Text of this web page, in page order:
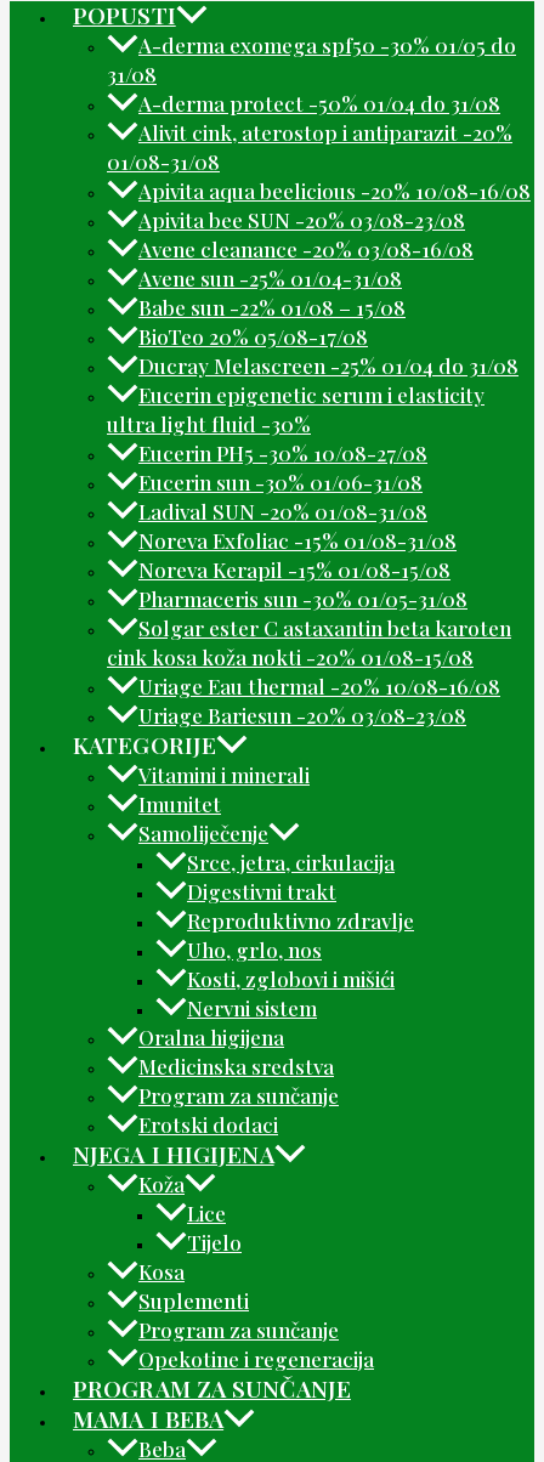
POPUSTI
A-derma exomega spf50 -30% 01/05 do
31/08
A-derma protect -50% 01/04 do 31/08
Alivit cink, aterostop i antiparazit -20%
01/08-31/08
Apivita aqua beelicious -20% 10/08-16/08
Apivita bee SUN -20% 03/08-23/08
Avene cleanance -20% 03/08-16/08
Avene sun -25% 01/04-31/08
Babe sun -22% 01/08 – 15/08
BioTeo 20% 05/08-17/08
Ducray Melascreen -25% 01/04 do 31/08
Eucerin epigenetic serum i elasticity
ultra light fluid -30%
Eucerin PH5 -30% 10/08-27/08
Eucerin sun -30% 01/06-31/08
Ladival SUN -20% 01/08-31/08
Noreva Exfoliac -15% 01/08-31/08
Noreva Kerapil -15% 01/08-15/08
Pharmaceris sun -30% 01/05-31/08
Solgar ester C astaxantin beta karoten
cink kosa koža nokti -20% 01/08-15/08
Uriage Eau thermal -20% 10/08-16/08
Uriage Bariesun -20% 03/08-23/08
KATEGORIJE
Vitamini i minerali
Imunitet
Samoliječenje
Srce, jetra, cirkulacija
Digestivni trakt
Reproduktivno zdravlje
Uho, grlo, nos
Kosti, zglobovi i mišići
Nervni sistem
Oralna higijena
Medicinska sredstva
Program za sunčanje
Erotski dodaci
NJEGA I HIGIJENA
Koža
Lice
Tijelo
Kosa
Suplementi
Program za sunčanje
Opekotine i regeneracija
PROGRAM ZA SUNČANJE
MAMA I BEBA
Beba